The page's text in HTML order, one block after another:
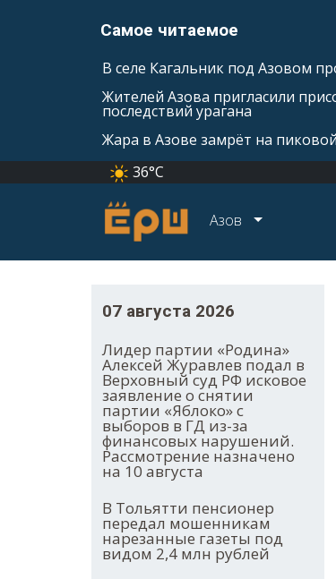
Самое читаемое
В селе Кагальник под Азовом
Жителей Азова пригласили
последствий урагана
Жара в Азове замрёт на
36°C
Азов
07 августа 2026
Лидер партии «Родина»
Алексей Журавлев подал в
Верховный суд РФ исковое
заявление о снятии
партии «Яблоко» с
выборов в ГД из-за
финансовых нарушений.
Рассмотрение назначено
на 10 августа
В Тольятти пенсионер
передал мошенникам
нарезанные газеты под
видом 2,4 млн рублей